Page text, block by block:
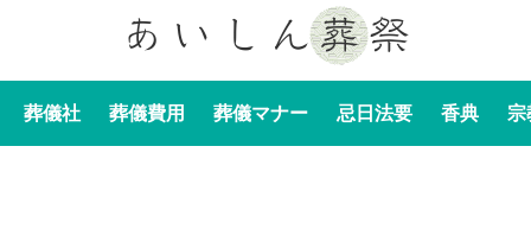
葬儀社 葬儀費用 葬儀マナー 忌日法要 香典 宗